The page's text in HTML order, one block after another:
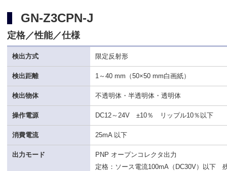
GN-Z3CPN-J
定格／性能／仕様
検出方式 限定反射形
検出距離 1～40 mm（50×50 mm白画紙）
検出物体 不透明体・半透明体・透明体
操作電源 DC12～24V ±10％ リップル10％以下
消費電流 25mA 以下
出力モード
PNP オープンコレクタ出力
定格：ソース電流100mA（DC30V）以下